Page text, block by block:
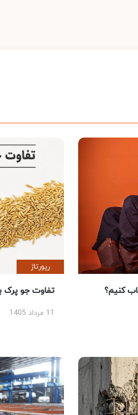
کنیم؟
رپورتاژ
تفاوت جو پرک